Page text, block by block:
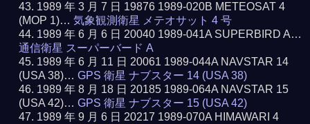
1989 年 3 月 7 日 19876 1989-020B METEOSAT 4
(MOP 1)…気象観測衛星 メテオサット 4 号
1989 年 6 月 6 日 20040 1989-041A SUPERBIRD A…
通信衛星 スーパーバード A
1989 年 6 月 11 日 20061 1989-044A NAVSTAR 14
(USA 38)…GPS 衛星 ナブスター 14 (USA 38)
1989 年 8 月 18 日 20185 1989-064A NAVSTAR 15
(USA 42)…GPS 衛星 ナブスター 15 (USA 42)
1989 年 9 月 6 日 20217 1989-070A HIMAWARI 4